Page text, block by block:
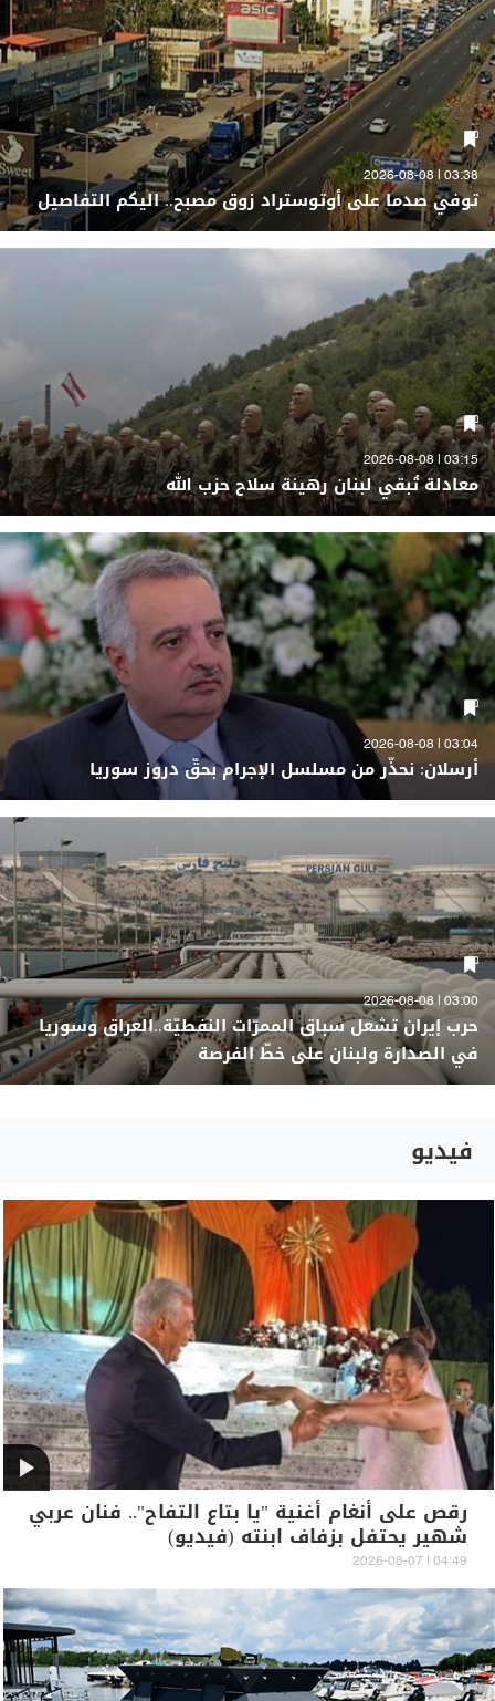
03:38 | 2026-08-08
توفي صدما على أوتوستراد زوق مصبح.. اليكم التفاصيل
03:15 | 2026-08-08
معادلة تُبقي لبنان رهينة سلاح حزب الله
03:04 | 2026-08-08
أرسلان: نحذّر من مسلسل الإجرام بحقّ دروز سوريا
03:00 | 2026-08-08
حرب إيران تشعل سباق الممرّات النفطيّة..العراق وسوريا
في الصدارة ولبنان على خطّ الفرصة
فيديو
رقص على أنغام أغنية "يا بتاع التفاح".. فنان عربي
شهير يحتفل بزفاف ابنته (فيديو)
04:49 | 2026-08-07